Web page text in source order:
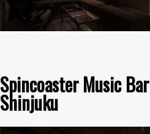
Spincoaster Music Bar
Shinjuku